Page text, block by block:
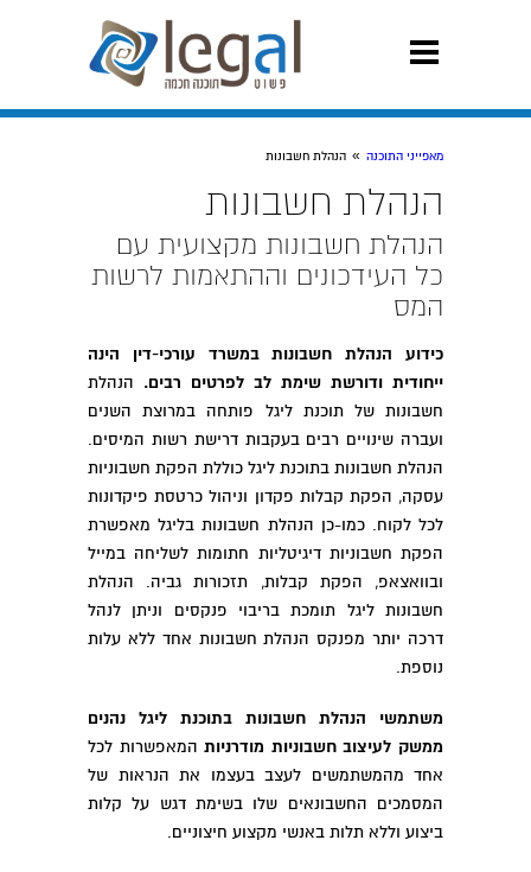
מאפייני התוכנה » הנהלת חשבונות
הנהלת חשבונות
הנהלת חשבונות מקצועית עם
כל העידכונים וההתאמות לרשות
המס
כידוע הנהלת חשבונות במשרד עורכי-דין הינה
ייחודית ודורשת שימת לב לפרטים רבים. הנהלת
חשבונות של תוכנת ליגל פותחה במרוצת השנים
ועברה שינויים רבים בעקבות דרישת רשות המיסים.
הנהלת חשבונות בתוכנת ליגל כוללת הפקת חשבוניות
עסקה, הפקת קבלות פקדון וניהול כרטסת פיקדונות
לכל לקוח. כמו-כן הנהלת חשבונות בליגל מאפשרת
הפקת חשבוניות דיגיטליות חתומות לשליחה במייל
ובוואצאפ, הפקת קבלות, תזכורות גביה. הנהלת
חשבונות ליגל תומכת בריבוי פנקסים וניתן לנהל
דרכה יותר מפנקס הנהלת חשבונות אחד ללא עלות
נוספת.
משתמשי הנהלת חשבונות בתוכנת ליגל נהנים
ממשק לעיצוב חשבוניות מודרניותהמאפשרות לכל
אחד מהמשתמשים לעצב בעצמו את הנראות של
המסמכים החשבונאים שלו בשימת דגש על קלות
ביצוע וללא תלות באנשי מקצוע חיצוניים.